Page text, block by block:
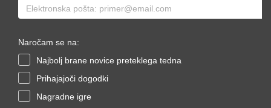
Naročam se na:
Najbolj brane novice preteklega tedna
Prihajajoči dogodki
Nagradne igre